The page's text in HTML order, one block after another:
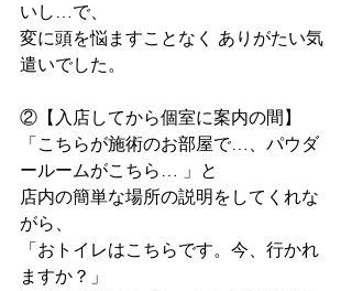
いし…で、
変に頭を悩ますことなく ありがたい気
遣いでした。
②【入店してから個室に案内の間】
「こちらが施術のお部屋で…、パウダ
ールームがこちら… 」と
店内の簡単な場所の説明をしてくれな
がら、
「おトイレはこちらです。今、行かれ
ますか？」